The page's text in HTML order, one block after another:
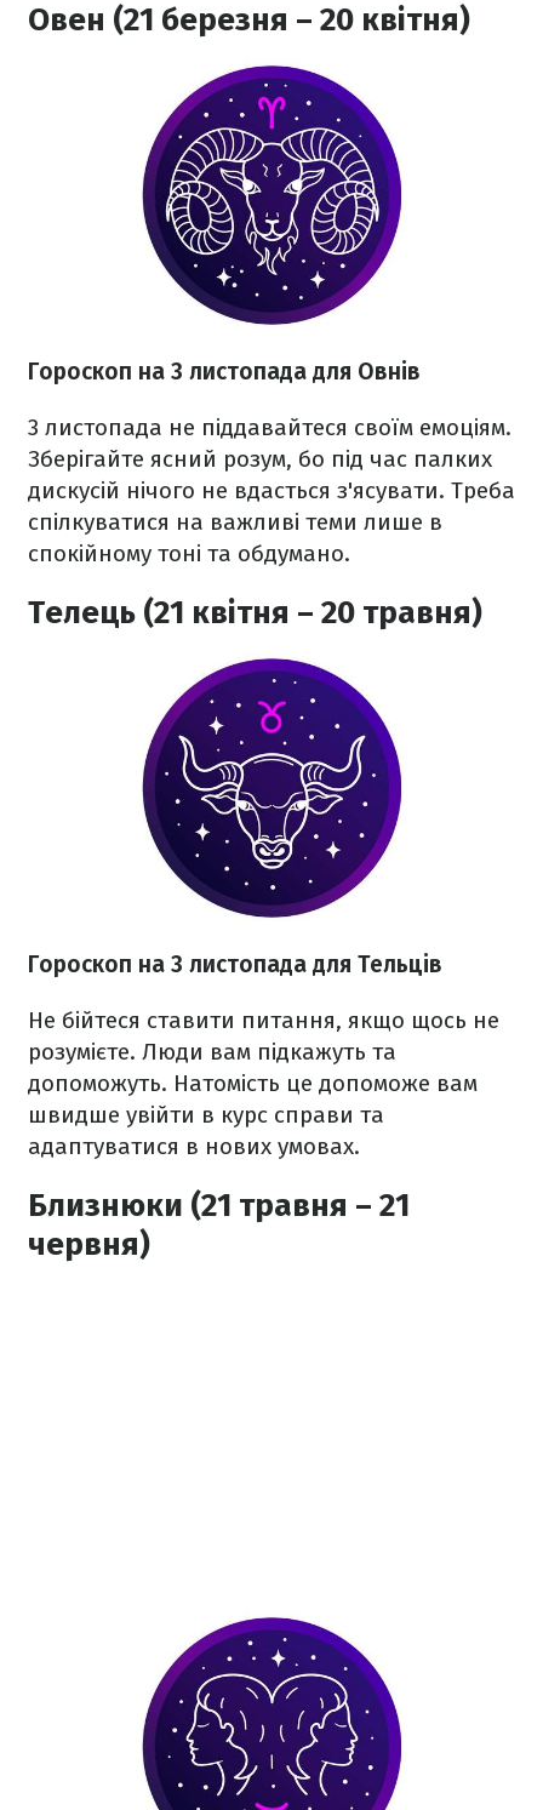
Овен (21 березня – 20 квітня)
Гороскоп на 3 листопада для Овнів
3 листопада не піддавайтеся своїм емоціям.
Зберігайте ясний розум, бо під час палких
дискусій нічого не вдасться з'ясувати. Треба
спілкуватися на важливі теми лише в
спокійному тоні та обдумано.
Телець (21 квітня – 20 травня)
Гороскоп на 3 листопада для Тельців
Не бійтеся ставити питання, якщо щось не
розумієте. Люди вам підкажуть та
допоможуть. Натомість це допоможе вам
швидше увійти в курс справи та
адаптуватися в нових умовах.
Близнюки (21 травня – 21
червня)